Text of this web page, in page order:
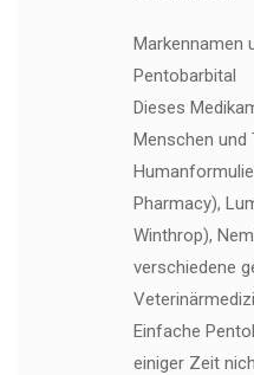
Markennamen
Pentobarbital
Dieses
Menschen und
Pharmacy),
Winthrop),
verschiedene
Einfache
einiger Zeit